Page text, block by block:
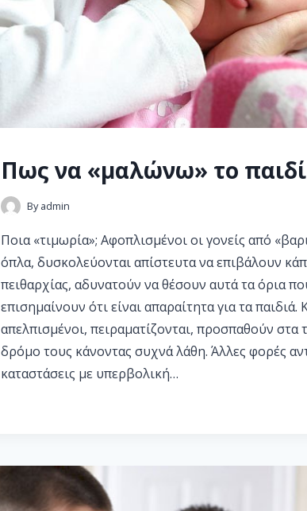
Πως να «μαλώνω» το
By admin
Ποια «τιμωρία»; Αφοπλισμένοι οι γονείς από
όπλα, δυσκολεύονται απίστευτα να επιβάλουν
πειθαρχίας, αδυνατούν να θέσουν αυτά τα όρια
επισημαίνουν ότι είναι απαραίτητα για τα παιδιά.
απελπισμένοι, πειραματίζονται, προσπαθούν
δρόμο τους κάνοντας συχνά λάθη. Άλλες φορές
καταστάσεις με υπερβολική…